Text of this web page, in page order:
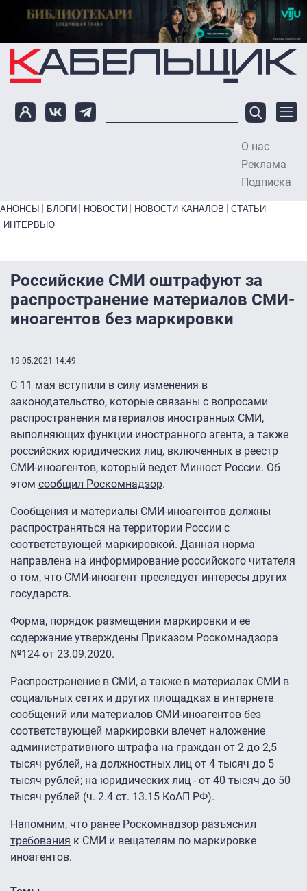
Перейти к основному содержанию
О нас
Реклама
Подписка
Primary links bottom
АНОНСЫ БЛОГИ НОВОСТИ НОВОСТИ КАНАЛОВ
СТАТЬИ
ИНТЕРВЬЮ
Российские СМИ оштрафуют за
распространение материалов СМИ-
иноагентов без маркировки
19.05.2021 14:49
С 11 мая вступили в силу изменения в
законодательство, которые связаны с вопросами
распространения материалов иностранных СМИ,
выполняющих функции иностранного агента, а также
российских юридических лиц, включенных в реестр
СМИ-иноагентов, который ведет Минюст России. Об
этом сообщил Роскомнадзор.
Сообщения и материалы СМИ-иноагентов должны
распространяться на территории России с
соответствующей маркировкой. Данная норма
направлена на информирование российского читателя
о том, что СМИ-иноагент преследует интересы других
государств.
Форма, порядок размещения маркировки и ее
содержание утверждены Приказом Роскомнадзора
№124 от 23.09.2020.
Распространение в СМИ, а также в материалах СМИ в
социальных сетях и других площадках в интернете
сообщений или материалов СМИ-иноагентов без
соответствующей маркировки влечет наложение
административного штрафа на граждан от 2 до 2,5
тысяч рублей, на должностных лиц от 4 тысяч до 5
тысяч рублей; на юридических лиц - от 40 тысяч до 50
тысяч рублей (ч. 2.4 ст. 13.15 КоАП РФ).
Напомним, что ранее Роскомнадзор разъяснил
требования к СМИ и вещателям по маркировке
иноагентов.